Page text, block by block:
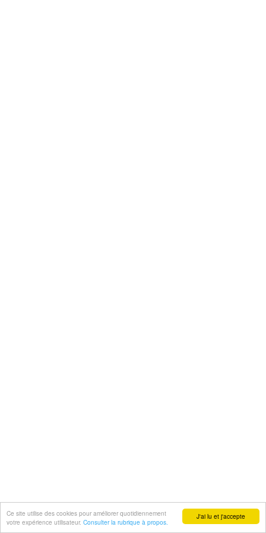
J'ai lu et j'accepte
Ce site utilise des cookies pour améliorer quotidiennement
votre expérience utilisateur. Consulter la rubrique à propos.